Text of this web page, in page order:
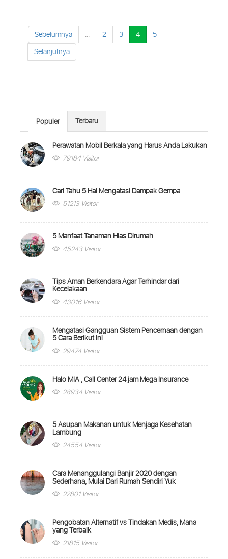
Sebelumnya ... 2 3 4
5
Selanjutnya
Populer Terbaru
Perawatan Mobil Berkala yang Harus Anda Lakukan
79184 Visitor
Cari Tahu 5 Hal Mengatasi Dampak Gempa
51213 Visitor
5 Manfaat Tanaman Hias Dirumah
45243 Visitor
Tips Aman Berkendara Agar Terhindar dari
Kecelakaan
43016 Visitor
Mengatasi Gangguan Sistem Pencernaan dengan
5 Cara Berikut Ini
29474 Visitor
Halo MIA , Call Center 24 jam Mega Insurance
28934 Visitor
5 Asupan Makanan untuk Menjaga Kesehatan
Lambung
24554 Visitor
Cara Menanggulangi Banjir 2020 dengan
Sederhana, Mulai Dari Rumah Sendiri Yuk
22801 Visitor
Pengobatan Alternatif vs Tindakan Medis, Mana
yang Terbaik
21815 Visitor